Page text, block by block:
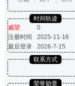
时间轨迹
威望
0
注册时间
2025-11-16
最后登录
2026-7-15
联系方式
荣誉勋章